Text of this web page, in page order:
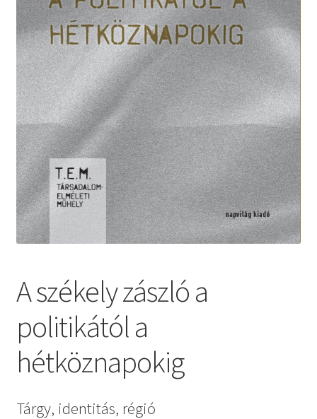
A székely zászló a
politikától a
hétköznapokig
Tárgy, identitás, régió